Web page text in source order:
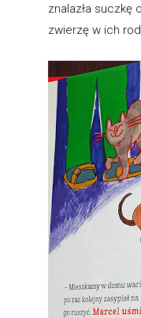
znalazła suczkę
zwierzę w ich